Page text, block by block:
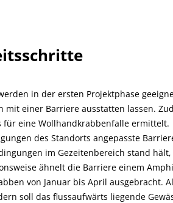
in der ersten Projektphase
einer Barriere ausstatten lassen.
eine Wollhandkrabbenfalle ermittelt.
des Standorts angepasste
im Gezeitenbereich stand hält,
ähnelt die Barriere einem
von Januar bis April ausgebracht.
soll das flussaufwärts liegende